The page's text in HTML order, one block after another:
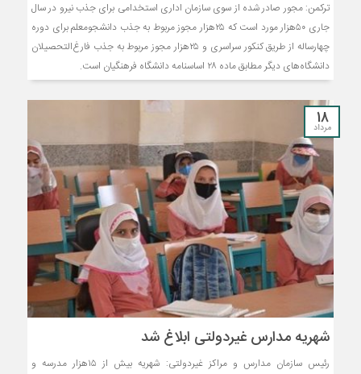
ترکمن: مجور صادر شده از سوی سازمان اداری استخدامی برای جذب نیرو در سال
جاری ۵۰هزار مورد است که ۲۵هزار مجوز مربوط به جذب دانشجومعلم برای دوره
چهارساله از طریق کنکور سراسری و ۲۵هزار مجوز مربوط به جذب فارغ‌التحصیلان
دانشگاه‌های دیگر مطابق ماده ۲۸ اساسنامه دانشگاه فرهنگیان است.
18
مرداد
شهریه مدارس غیردولتی ابلاغ شد
رئیس سازمان مدارس و مراکز غیردولتی: شهریه بیش از ۱۵هزار مدرسه و